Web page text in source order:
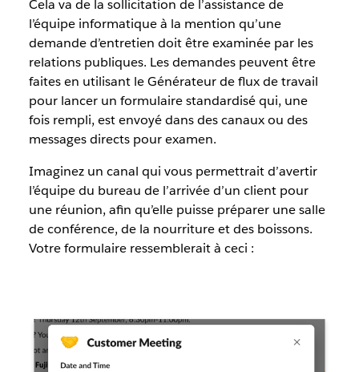
Cela va de la sollicitation de l’assistance de
l’équipe informatique à la mention qu’une
demande d’entretien doit être examinée par les
relations publiques. Les demandes peuvent être
faites en utilisant le Générateur de flux de travail
pour lancer un formulaire standardisé qui, une
fois rempli, est envoyé dans des canaux ou des
messages directs pour examen.
Imaginez un canal qui vous permettrait d’avertir
l’équipe du bureau de l’arrivée d’un client pour
une réunion, afin qu’elle puisse préparer une salle
de conférence, de la nourriture et des boissons.
Votre formulaire ressemblerait à ceci :